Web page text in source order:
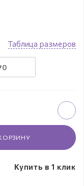
Таблица размеров
Купить в 1 клик